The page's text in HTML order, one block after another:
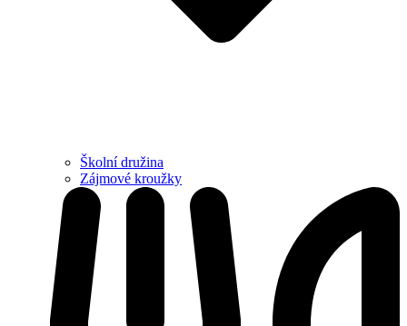
Školní družina
Zájmové kroužky